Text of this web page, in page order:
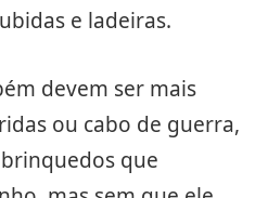
e ladeiras.
devem ser mais
ou cabo de guerra,
que